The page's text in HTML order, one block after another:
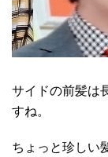
サイドの前髪は
すね。
ちょっと珍しい